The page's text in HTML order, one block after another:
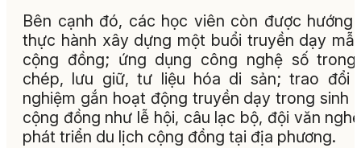
Bên cạnh đó, các học viên còn được hướng
thực hành xây dựng một buổi truyền dạy
cộng đồng; ứng dụng công nghệ số
chép, lưu giữ, tư liệu hóa di sản; trao đổi
nghiệm gắn hoạt động truyền dạy trong sinh
cộng đồng như lễ hội, câu lạc bộ, đội văn
phát triển du lịch cộng đồng tại địa phương.